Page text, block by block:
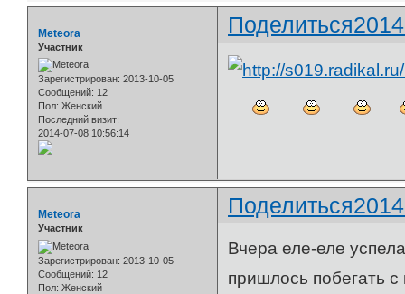
Поделиться
Meteora
Участник
Зарегистрирован: 2013-10-05
Сообщений: 12
Пол: Женский
Последний визит:
2014-07-08 10:56:14
Поделиться
Meteora
Участник
Зарегистрирован: 2013-10-05
Сообщений: 12
Пол: Женский
Вчера еле-еле
пришлось побегать